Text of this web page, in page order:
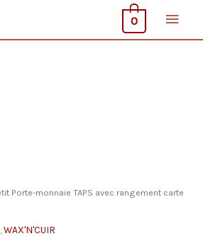
0
Porte-monnaie TAPS avec rangement carte
,WAX'N'CUIR